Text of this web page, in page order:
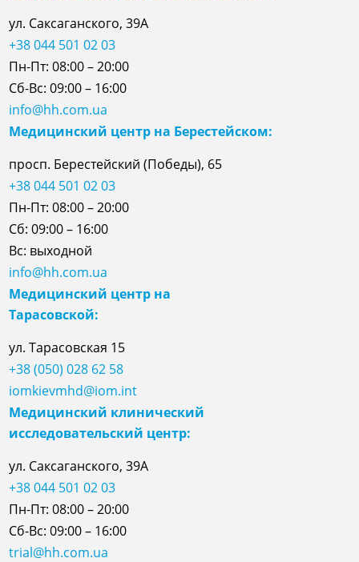
ул. Саксаганского, 39А
+38 044 501 02 03
Пн-Пт: 08:00 – 20:00
Сб-Вс: 09:00 – 16:00
info@hh.com.ua
Медицинский центр на Берестейском:
просп. Берестейский (Победы), 65
+38 044 501 02 03
Пн-Пт: 08:00 – 20:00
Сб: 09:00 – 16:00
Вс: выходной
info@hh.com.ua
Медицинский центр на
Тарасовской:
ул.Тарасовская 15
+38 (050) 028 62 58
iomkievmhd@iom.int
Медицинский клинический
исследовательский центр:
ул. Саксаганского, 39А
+38 044 501 02 03
Пн-Пт: 08:00 – 20:00
Сб-Вс: 09:00 – 16:00
trial@hh.com.ua